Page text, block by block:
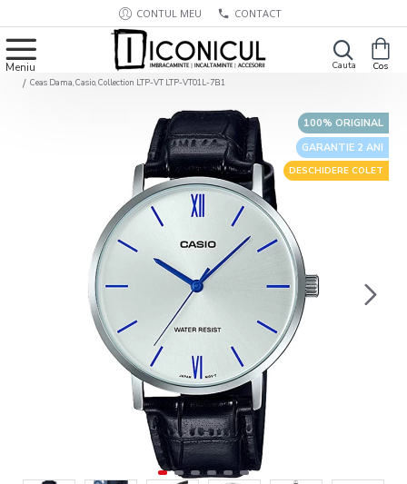
CONTUL MEU CONTACT
Ceas Dama, Casio, Collection LTP-VT LTP-VT01L-7B1
GARANTIE 2 ANI
100% ORIGINAL
DESCHIDERE COLET